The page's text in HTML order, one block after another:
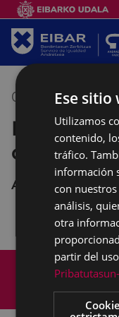
06/02/2020
castellano
Andretxea
Mapa
Política
Ese
Utilizamos
contenido,
tráfico.
información
con
análisis,
otra
partir del